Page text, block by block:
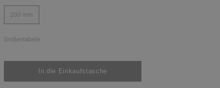
200 mm
Größentabelle